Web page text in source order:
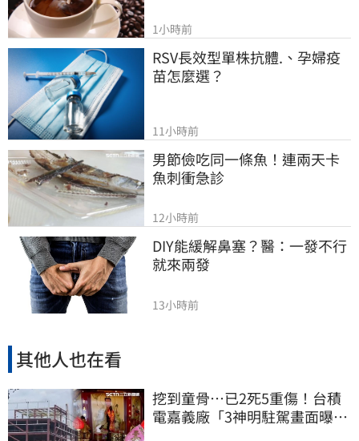
1小時前
RSV長效型單株抗體.、孕婦疫
苗怎麼選？
11小時前
男節儉吃同一條魚！連兩天卡
魚刺衝急診
12小時前
DIY能緩解鼻塞？醫：一發不行
就來兩發
13小時前
其他人也在看
挖到童骨…已2死5重傷！台積
電嘉義廠「3神明駐駕畫面曝